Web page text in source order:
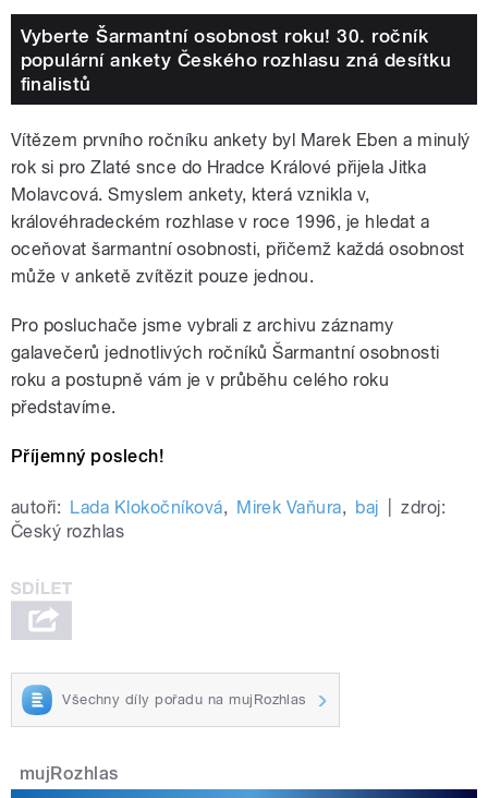
Vyberte Šarmantní osobnost roku! 30. ročník
populární ankety Českého rozhlasu zná desítku
finalistů
Vítězem prvního ročníku ankety byl Marek Eben a minulý
rok si pro Zlaté snce do Hradce Králové přijela Jitka
Molavcová. Smyslem ankety, která vznikla v,
královéhradeckém rozhlase v roce 1996, je hledat a
oceňovat šarmantní osobnosti, přičemž každá osobnost
může v anketě zvítězit pouze jednou.
Pro posluchače jsme vybrali z archivu záznamy
galavečerů jednotlivých ročníků Šarmantní osobnosti
roku a postupně vám je v průběhu celého roku
představíme.
Příjemný poslech!
autoři: Lada Klokočníková, Mirek Vaňura, baj
zdroj:
Český rozhlas
Všechny díly pořadu na mujRozhlas
mujRozhlas